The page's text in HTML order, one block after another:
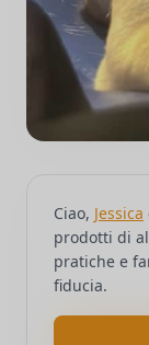
Ciao, Jessica
prodotti di
pratiche e
fiducia.